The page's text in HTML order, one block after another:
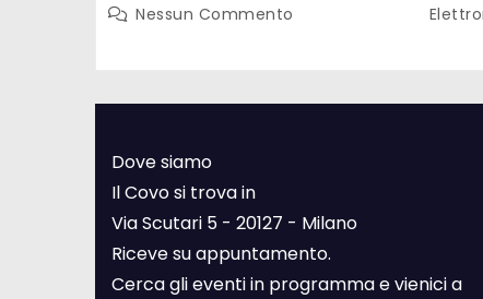
Nessun Commento
Dove siamo
Il Covo si trova in
Via Scutari 5 - 20127 - Milano
Riceve su appuntamento.
Cerca gli eventi in programma e vienici a